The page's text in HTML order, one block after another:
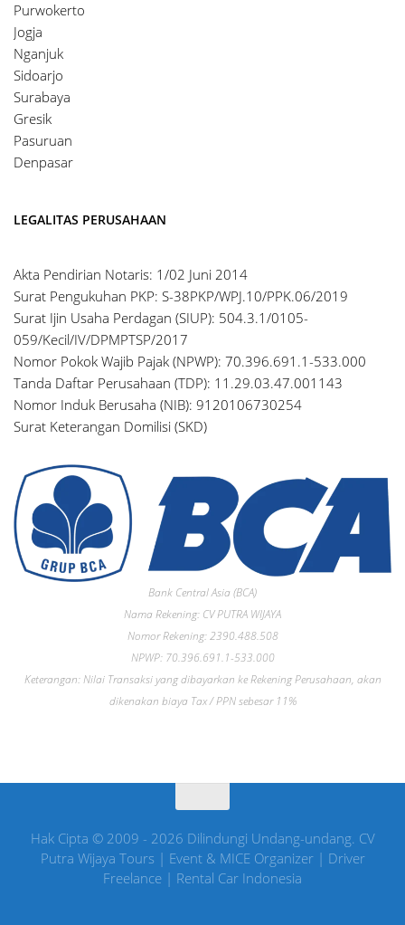
Purwokerto
Jogja
Nganjuk
Sidoarjo
Surabaya
Gresik
Pasuruan
Denpasar
LEGALITAS PERUSAHAAN
Akta Pendirian Notaris: 1/02 Juni 2014
Surat Pengukuhan PKP: S-38PKP/WPJ.10/PPK.06/2019
Surat Ijin Usaha Perdagan (SIUP): 504.3.1/0105-
059/Kecil/IV/DPMPTSP/2017
Nomor Pokok Wajib Pajak (NPWP): 70.396.691.1-533.000
Tanda Daftar Perusahaan (TDP): 11.29.03.47.001143
Nomor Induk Berusaha (NIB): 9120106730254
Surat Keterangan Domilisi (SKD)
Bank Central Asia (BCA)
Nama Rekening: CV PUTRA WIJAYA
Nomor Rekening: 2390.488.508
NPWP: 70.396.691.1-533.000
Keterangan: Nilai Transaksi yang dibayarkan ke Rekening Perusahaan, akan
dikenakan biaya Tax / PPN sebesar 11%
Hak Cipta © 2009 - 2026 Dilindungi Undang-undang. CV
Putra Wijaya Tours | Event & MICE Organizer | Driver
Freelance | Rental Car Indonesia